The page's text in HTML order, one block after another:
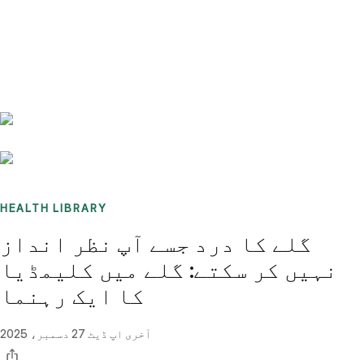
HEALTH LIBRARY
گلے کا درد جسے آپ نظر انداز
نہیں کر سکتے: گلے میں کلیمڈیا
کا ایک رہنما
آخری اپ ڈیٹ 27 دسمبر، 2025